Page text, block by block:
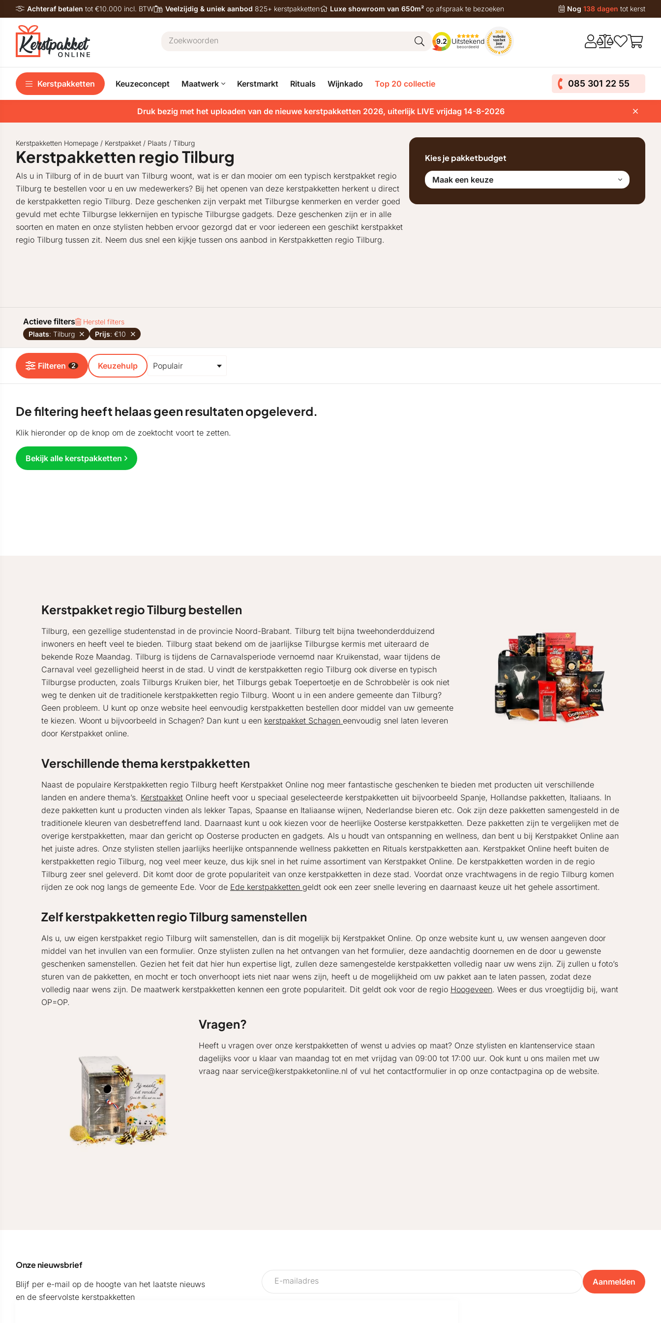
Achteraf betalen tot €10.000 incl. BTW Veelzijdig & uniek aanbod 825+ kerstpakketten Luxe showroom van 650m² op afspraak te bezoeken Nog 138 dagen tot kerst
9.2 Uitstekend
beoordeeld
Kerstpakketten Keuzeconcept Maatwerk Kerstmarkt Rituals Wijnkado Top 20 collectie 085 301 22 55
Druk bezig met het uploaden van de nieuwe kerstpakketten 2026, uiterlijk LIVE vrijdag 14-8-2026
Kerstpakketten Homepage / Kerstpakket / Plaats / Tilburg
Kerstpakketten regio Tilburg
Als u in Tilburg of in de buurt van Tilburg woont, wat is er dan mooier om een typisch kerstpakket regio
Tilburg te bestellen voor u en uw medewerkers? Bij het openen van deze kerstpakketten herkent u direct
de kerstpakketten regio Tilburg. Deze geschenken zijn verpakt met Tilburgse kenmerken en verder goed
gevuld met echte Tilburgse lekkernijen en typische Tilburgse gadgets. Deze geschenken zijn er in alle
soorten en maten en onze stylisten hebben ervoor gezorgd dat er voor iedereen een geschikt kerstpakket
regio Tilburg tussen zit. Neem dus snel een kijkje tussen ons aanbod in Kerstpakketten regio Tilburg.
Kies je pakketbudget
Maak een keuze
Actieve filters
Herstel filters
Plaats: Tilburg Prijs: €10
Filteren 2 Keuzehulp
De filtering heeft helaas geen resultaten opgeleverd.
Klik hieronder op de knop om de zoektocht voort te zetten.
Bekijk alle kerstpakketten
Kerstpakket regio Tilburg bestellen
Tilburg, een gezellige studentenstad in de provincie Noord-Brabant. Tilburg telt bijna tweehonderdduizend
inwoners en heeft veel te bieden. Tilburg staat bekend om de jaarlijkse Tilburgse kermis met uiteraard de
bekende Roze Maandag. Tilburg is tijdens de Carnavalsperiode vernoemd naar Kruikenstad, waar tijdens de
Carnaval veel gezelligheid heerst in de stad. U vindt de kerstpakketten regio Tilburg ook diverse en typisch
Tilburgse producten, zoals Tilburgs Kruiken bier, het Tilburgs gebak Toepertoetje en de Schrobbelèr is ook niet
weg te denken uit de traditionele kerstpakketten regio Tilburg. Woont u in een andere gemeente dan Tilburg?
Geen probleem. U kunt op onze website heel eenvoudig kerstpakketten bestellen door middel van uw gemeente
te kiezen. Woont u bijvoorbeeld in Schagen? Dan kunt u een kerstpakket Schagen eenvoudig snel laten leveren
door Kerstpakket online.
Verschillende thema kerstpakketten
Naast de populaire Kerstpakketten regio Tilburg heeft Kerstpakket Online nog meer fantastische geschenken te bieden met producten uit verschillende
landen en andere thema’s. Kerstpakket Online heeft voor u speciaal geselecteerde kerstpakketten uit bijvoorbeeld Spanje, Hollandse pakketten, Italiaans. In
deze pakketten kunt u producten vinden als lekker Tapas, Spaanse en Italiaanse wijnen, Nederlandse bieren etc. Ook zijn deze pakketten samengesteld in de
traditionele kleuren van desbetreffend land. Daarnaast kunt u ook kiezen voor de heerlijke Oosterse kerstpakketten. Deze pakketten zijn te vergelijken met de
overige kerstpakketten, maar dan gericht op Oosterse producten en gadgets. Als u houdt van ontspanning en wellness, dan bent u bij Kerstpakket Online aan
het juiste adres. Onze stylisten stellen jaarlijks heerlijke ontspannende wellness pakketten en Rituals kerstpakketten aan. Kerstpakket Online heeft buiten de
kerstpakketten regio Tilburg, nog veel meer keuze, dus kijk snel in het ruime assortiment van Kerstpakket Online. De kerstpakketten worden in de regio
Tilburg zeer snel geleverd. Dit komt door de grote populariteit van onze kerstpakketten in deze stad. Voordat onze vrachtwagens in de regio Tilburg komen
rijden ze ook nog langs de gemeente Ede. Voor de Ede kerstpakketten geldt ook een zeer snelle levering en daarnaast keuze uit het gehele assortiment.
Zelf kerstpakketten regio Tilburg samenstellen
Als u, uw eigen kerstpakket regio Tilburg wilt samenstellen, dan is dit mogelijk bij Kerstpakket Online. Op onze website kunt u, uw wensen aangeven door
middel van het invullen van een formulier. Onze stylisten zullen na het ontvangen van het formulier, deze aandachtig doornemen en de door u gewenste
geschenken samenstellen. Gezien het feit dat hier hun expertise ligt, zullen deze samengestelde kerstpakketten volledig naar uw wens zijn. Zij zullen u foto’s
sturen van de pakketten, en mocht er toch onverhoopt iets niet naar wens zijn, heeft u de mogelijkheid om uw pakket aan te laten passen, zodat deze
volledig naar wens zijn. De maatwerk kerstpakketten kennen een grote populariteit. Dit geldt ook voor de regio Hoogeveen. Wees er dus vroegtijdig bij, want
OP=OP.
Vragen?
Heeft u vragen over onze kerstpakketten of wenst u advies op maat? Onze stylisten en klantenservice staan
dagelijks voor u klaar van maandag tot en met vrijdag van 09:00 tot 17:00 uur. Ook kunt u ons mailen met uw
vraag naar service@kerstpakketonline.nl of vul het contactformulier in op onze contactpagina op de website.
Onze nieuwsbrief
Blijf per e-mail op de hoogte van het laatste nieuws
en de sfeervolste kerstpakketten
Aanmelden